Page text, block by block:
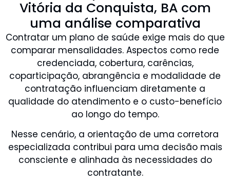
Vitória da Conquista, BA com
uma análise comparativa
Contratar um plano de saúde exige mais do que
comparar mensalidades. Aspectos como rede
credenciada, cobertura, carências,
coparticipação, abrangência e modalidade de
contratação influenciam diretamente a
qualidade do atendimento e o custo-benefício
ao longo do tempo.
Nesse cenário, a orientação de uma corretora
especializada contribui para uma decisão mais
consciente e alinhada às necessidades do
contratante.